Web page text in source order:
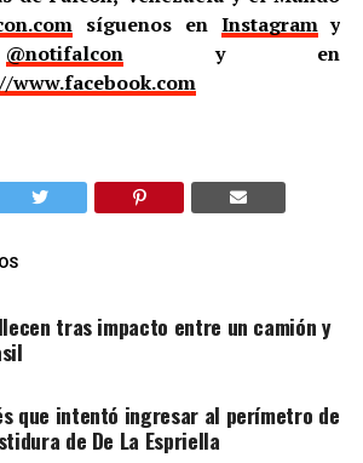
síguenos en Instagramy
@notifalcony en
www.facebook.com
tras impacto entre un camión y
que intentó ingresar al perímetro de
de De La Espriella